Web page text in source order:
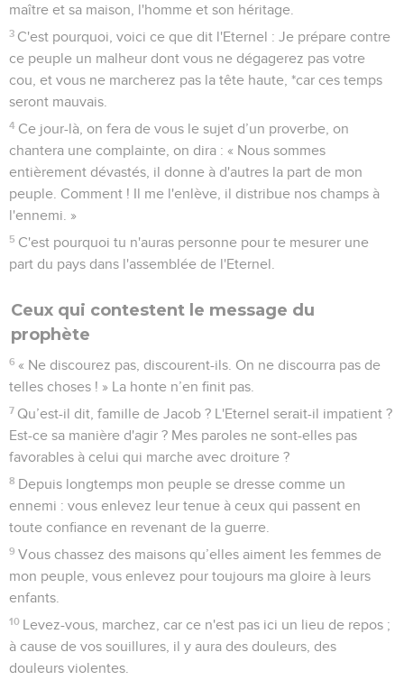
maître et sa maison, l'homme et son héritage.
3 C'est pourquoi, voici ce que dit l'Eternel : Je prépare contre
ce peuple un malheur dont vous ne dégagerez pas votre
cou, et vous ne marcherez pas la tête haute, *car ces temps
seront mauvais.
4 Ce jour-là, on fera de vous le sujet d’un proverbe, on
chantera une complainte, on dira : « Nous sommes
entièrement dévastés, il donne à d'autres la part de mon
peuple. Comment ! Il me l'enlève, il distribue nos champs à
l'ennemi. »
5 C'est pourquoi tu n'auras personne pour te mesurer une
part du pays dans l'assemblée de l'Eternel.
Ceux qui contestent le message du
prophète
6 « Ne discourez pas, discourent-ils. On ne discourra pas de
telles choses ! » La honte n’en finit pas.
7 Qu’est-il dit, famille de Jacob ? L'Eternel serait-il impatient ?
Est-ce sa manière d'agir ? Mes paroles ne sont-elles pas
favorables à celui qui marche avec droiture ?
8 Depuis longtemps mon peuple se dresse comme un
ennemi : vous enlevez leur tenue à ceux qui passent en
toute confiance en revenant de la guerre.
9 Vous chassez des maisons qu’elles aiment les femmes de
mon peuple, vous enlevez pour toujours ma gloire à leurs
enfants.
10 Levez-vous, marchez, car ce n'est pas ici un lieu de repos ;
à cause de vos souillures, il y aura des douleurs, des
douleurs violentes.